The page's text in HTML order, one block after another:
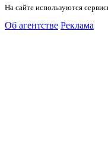
На сайте используются
Об агентстве Реклама